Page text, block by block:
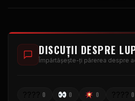
DISCUȚII DESPRE
Împărtășește-ți părerea despre
0 0 0 0